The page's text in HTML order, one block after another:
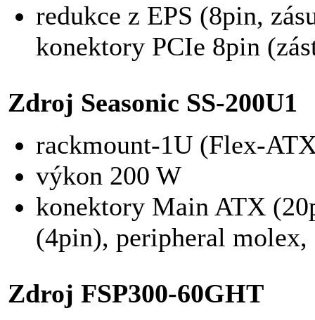
redukce z EPS (8pin,
konektory PCIe 8pin
Zdroj Seasonic SS-200U1
rackmount-1U (Flex-
výkon 200 W
konektory Main ATX
(4pin), peripheral molex,
Zdroj FSP300-60GHT